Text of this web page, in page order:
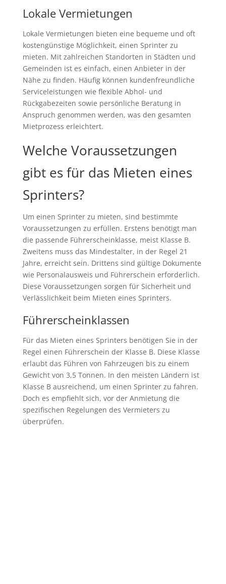
Lokale Vermietungen
Lokale Vermietungen bieten eine bequeme und oft
kostengünstige Möglichkeit, einen Sprinter zu
mieten. Mit zahlreichen Standorten in Städten und
Gemeinden ist es einfach, einen Anbieter in der
Nähe zu finden. Häufig können kundenfreundliche
Serviceleistungen wie flexible Abhol- und
Rückgabezeiten sowie persönliche Beratung in
Anspruch genommen werden, was den gesamten
Mietprozess erleichtert.
Welche Voraussetzungen
gibt es für das Mieten eines
Sprinters?
Um einen Sprinter zu mieten, sind bestimmte
Voraussetzungen zu erfüllen. Erstens benötigt man
die passende Führerscheinklasse, meist Klasse B.
Zweitens muss das Mindestalter, in der Regel 21
Jahre, erreicht sein. Drittens sind gültige Dokumente
wie Personalausweis und Führerschein erforderlich.
Diese Voraussetzungen sorgen für Sicherheit und
Verlässlichkeit beim Mieten eines Sprinters.
Führerscheinklassen
Für das Mieten eines Sprinters benötigen Sie in der
Regel einen Führerschein der Klasse B. Diese Klasse
erlaubt das Führen von Fahrzeugen bis zu einem
Gewicht von 3,5 Tonnen. In den meisten Ländern ist
Klasse B ausreichend, um einen Sprinter zu fahren.
Doch es empfiehlt sich, vor der Anmietung die
spezifischen Regelungen des Vermieters zu
überprüfen.